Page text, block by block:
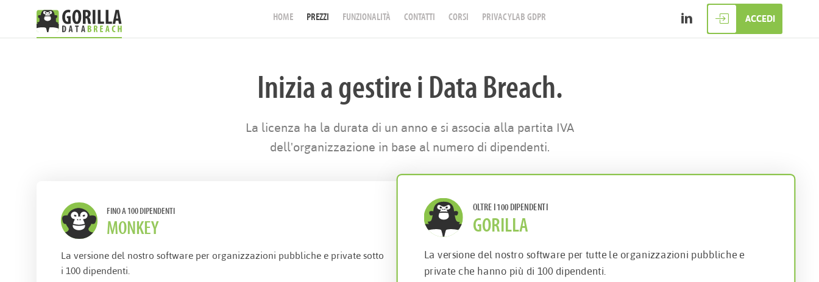
HOME PREZZI FUNZIONALITÀ CONTATTI CORSI PRIVACYLAB GDPR ACCEDI
Inizia a gestire i Data Breach.
La licenza ha la durata di un anno e si associa alla partita IVA
dell'organizzazione in base al numero di dipendenti.
FINO A 100 DIPENDENTI
MONKEY
La versione del nostro software per organizzazioni pubbliche e private sotto
i 100 dipendenti.
OLTRE I 100 DIPENDENTI
GORILLA
La versione del nostro software per tutte le organizzazioni pubbliche e
private che hanno più di 100 dipendenti.